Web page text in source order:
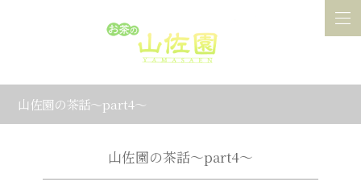
山佐園の茶話～part4～
山佐園の茶話～part4～